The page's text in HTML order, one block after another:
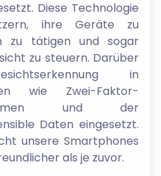
Diese Technologie
ihre Geräte zu
zu tätigen und sogar
zu steuern. Darüber
in
wie Zwei-Faktor-
und der
Daten eingesetzt.
unsere Smartphones
als je zuvor.